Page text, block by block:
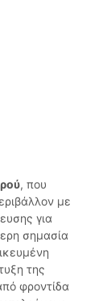
, που
με
για
σημασία
της
φροντίδα